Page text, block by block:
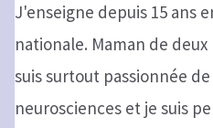
J'enseigne depuis 15 ans
nationale. Maman de
suis surtout passionnée
neurosciences et je suis